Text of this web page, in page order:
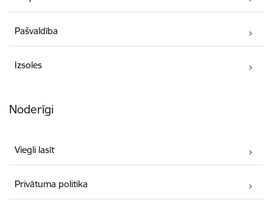
Pašvaldība
Izsoles
Noderīgi
Viegli lasīt
Privātuma politika